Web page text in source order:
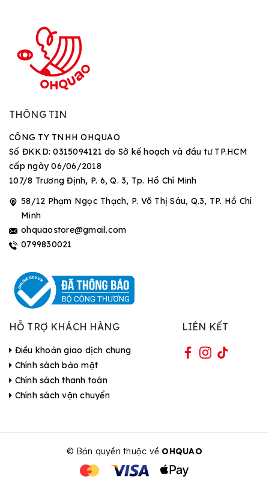
THÔNG TIN
CÔNG TY TNHH OHQUAO
Số ĐKKD: 0315094121 do Sở kế hoạch và đầu tư TP.HCM
cấp ngày 06/06/2018
107/8 Trương Định, P. 6, Q. 3, Tp. Hồ Chí Minh
58/12 Phạm Ngọc Thạch, P. Võ Thị Sáu, Q.3, TP. Hồ Chí
Minh
ohquaostore@gmail.com
0799830021
HỖ TRỢ KHÁCH HÀNG
Điều khoản giao dịch chung
Chính sách bảo mật
Chính sách thanh toán
Chính sách vận chuyển
LIÊN KẾT
© Bản quyền thuộc về OHQUAO
| Cung cấp bởi Sapo